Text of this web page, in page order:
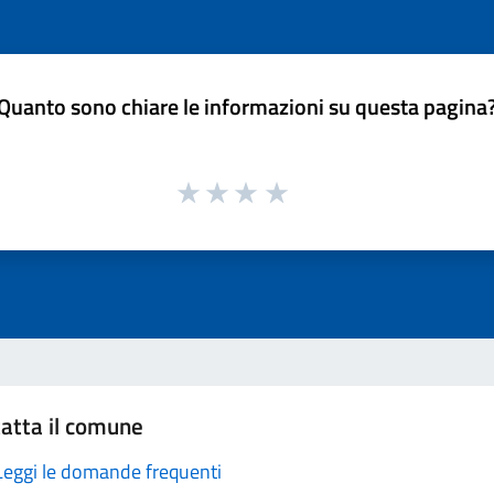
sono chiare le informazioni su questa
il comune
le domande frequenti